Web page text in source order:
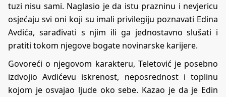
tuzi nisu sami. Naglasio je da istu prazninu i nevjericu
osjećaju svi oni koji su imali privilegiju poznavati Edina
Avdića, sarađivati s njim ili ga jednostavno slušati i
pratiti tokom njegove bogate novinarske karijere.
Govoreći o njegovom karakteru, Teletović je posebno
izdvojio Avdićevu iskrenost, neposrednost i toplinu
kojom je osvajao ljude oko sebe. Kazao je da je Edin